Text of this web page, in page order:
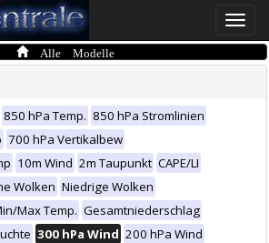
Toggle
Alle Modelle
850 hPa Temp. 850 hPa Stromlinien
700 hPa Vertikalbew
10m Wind 2m Taupunkt CAPE/LI
Wolken Niedrige Wolken
Max Temp. Gesamtniederschlag
300 hPa Wind 200 hPa Wind